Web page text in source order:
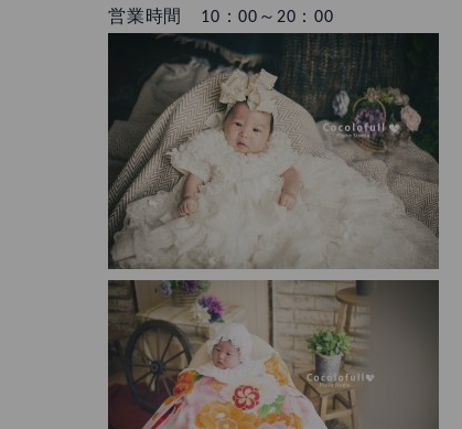
営業時間 10：00～20：00